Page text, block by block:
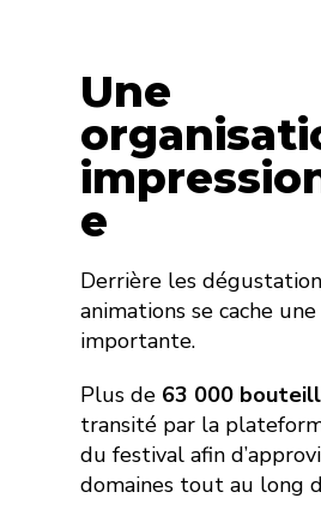
Une
e
Derrière les
animations se cache
importante.
Plus de 63 000
transité par la
du festival afin
domaines tout au long